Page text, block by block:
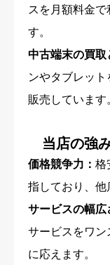
スを月額料金
す。
中古端末の買取
ンやタブレッ
販売しています
当店の強
価格競争力： 格
指しており、他
サービスの幅広
サービスをワ
に応えます。